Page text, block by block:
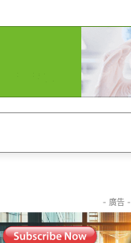
- 廣告 -